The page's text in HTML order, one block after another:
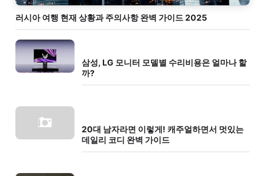
러시아 여행 현재 상황과 주의사항 완벽 가이드 2025
삼성, LG 모니터 모델별 수리비용은 얼마나 할
까?
20대 남자라면 이렇게! 캐주얼하면서 멋있는
데일리 코디 완벽 가이드